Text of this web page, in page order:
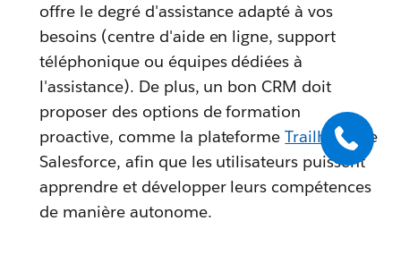
offre le degré d'assistance adapté à vos
besoins (centre d'aide en ligne, support
téléphonique ou équipes dédiées à
l'assistance). De plus, un bon CRM doit
proposer des options de formation
proactive, comme la plateformeTrailheadde
Salesforce, afin que les utilisateurs puissent
apprendre et développer leurs compétences
de manière autonome.